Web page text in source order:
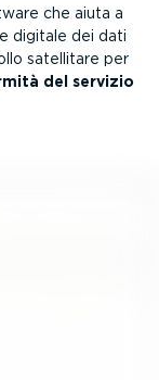
che aiuta a
digitale dei dati
satellitare per
del servizio